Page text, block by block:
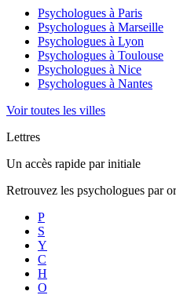
Psychologues à Paris
Psychologues à Marseille
Psychologues à Lyon
Psychologues à Toulouse
Psychologues à Nice
Psychologues à Nantes
Voir toutes les villes
Lettres
Un accès rapide par initiale
Retrouvez les psychologues par
P
S
Y
C
H
O